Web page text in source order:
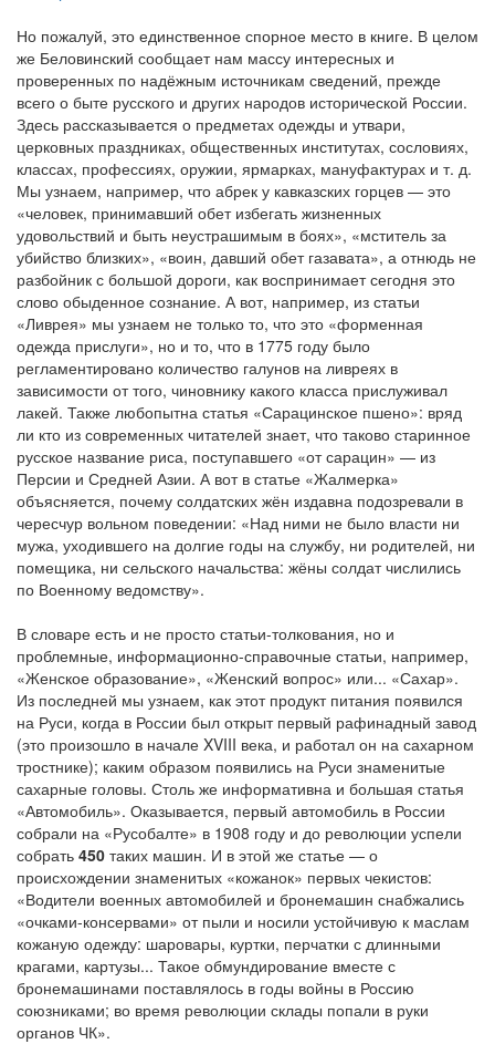
Но пожалуй, это единственное спорное место в книге. В целом
же Беловинский сообщает нам массу интересных и
проверенных по надёжным источникам сведений, прежде
всего о быте русского и других народов исторической России.
Здесь рассказывается о предметах одежды и утвари,
церковных праздниках, общественных институтах, сословиях,
классах, профессиях, оружии, ярмарках, мануфактурах и т. д.
Мы узнаем, например, что абрек у кавказских горцев — это
«человек, принимавший обет избегать жизненных
удовольствий и быть неустрашимым в боях», «мститель за
убийство близких», «воин, давший обет газавата», а отнюдь не
разбойник с большой дороги, как воспринимает сегодня это
слово обыденное сознание. А вот, например, из статьи
«Ливрея» мы узнаем не только то, что это «форменная
одежда прислуги», но и то, что в 1775 году было
регламентировано количество галунов на ливреях в
зависимости от того, чиновнику какого класса прислуживал
лакей. Также любопытна статья «Сарацинское пшено»: вряд
ли кто из современных читателей знает, что таково старинное
русское название риса, поступавшего «от сарацин» — из
Персии и Средней Азии. А вот в статье «Жалмерка»
объясняется, почему солдатских жён издавна подозревали в
чересчур вольном поведении: «Над ними не было власти ни
мужа, уходившего на долгие годы на службу, ни родителей, ни
помещика, ни сельского начальства: жёны солдат числились
по Военному ведомству».
В словаре есть и не просто статьи-толкования, но и
проблемные, информационно-справочные статьи, например,
«Женское образование», «Женский вопрос» или... «Сахар».
Из последней мы узнаем, как этот продукт питания появился
на Руси, когда в России был открыт первый рафинадный завод
(это произошло в начале XVIII века, и работал он на сахарном
тростнике); каким образом появились на Руси знаменитые
сахарные головы. Столь же информативна и большая статья
«Автомобиль». Оказывается, первый автомобиль в России
собрали на «Русобалте» в 1908 году и до революции успели
собрать 450 таких машин. И в этой же статье — о
происхождении знаменитых «кожанок» первых чекистов:
«Водители военных автомобилей и бронемашин снабжались
«очками-консервами» от пыли и носили устойчивую к маслам
кожаную одежду: шаровары, куртки, перчатки с длинными
крагами, картузы... Такое обмундирование вместе с
бронемашинами поставлялось в годы войны в Россию
союзниками; во время революции склады попали в руки
органов ЧК».